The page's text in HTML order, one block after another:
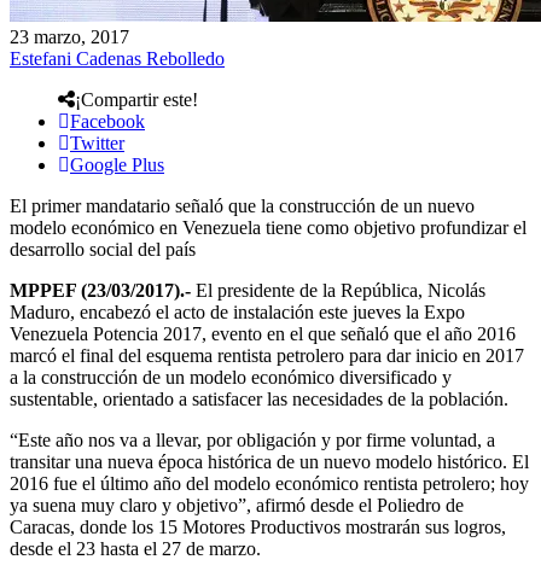
23 marzo, 2017
Estefani Cadenas Rebolledo
¡Compartir este!
Facebook
Twitter
Google Plus
El primer mandatario señaló que la construcción de un nuevo
modelo económico en Venezuela tiene como objetivo profundizar el
desarrollo social del país
MPPEF (23/03/2017).- El presidente de la República, Nicolás
Maduro, encabezó el acto de instalación este jueves la Expo
Venezuela Potencia 2017, evento en el que señaló que el año 2016
marcó el final del esquema rentista petrolero para dar inicio en 2017
a la construcción de un modelo económico diversificado y
sustentable, orientado a satisfacer las necesidades de la población.
“Este año nos va a llevar, por obligación y por firme voluntad, a
transitar una nueva época histórica de un nuevo modelo histórico. El
2016 fue el último año del modelo económico rentista petrolero; hoy
ya suena muy claro y objetivo”, afirmó desde el Poliedro de
Caracas, donde los 15 Motores Productivos mostrarán sus logros,
desde el 23 hasta el 27 de marzo.